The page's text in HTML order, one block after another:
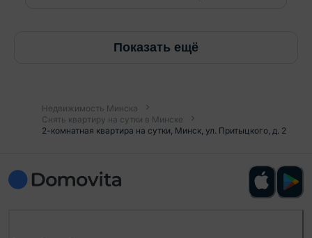
Показать ещё
Недвижимость Минска
Снять квартиру на сутки в Минске
2-комнатная квартира на сутки, Минск, ул. Притыцкого, д. 2